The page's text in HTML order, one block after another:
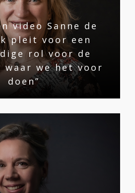
video Sanne de
pleit voor een
rol voor de
waar we het voor
doen”